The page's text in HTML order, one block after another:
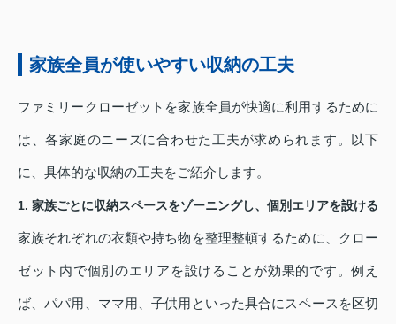
家族全員が使いやすい収納の工夫
ファミリークローゼットを家族全員が快適に利用するために
は、各家庭のニーズに合わせた工夫が求められます。以下
に、具体的な収納の工夫をご紹介します。
1. 家族ごとに収納スペースをゾーニングし、個別エリアを設ける
家族それぞれの衣類や持ち物を整理整頓するために、クロー
ゼット内で個別のエリアを設けることが効果的です。例え
ば、パパ用、ママ用、子供用といった具合にスペースを区切